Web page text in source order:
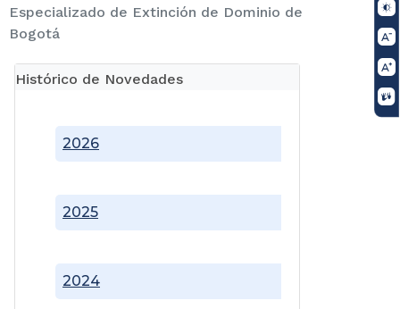
Especializado de Extinción de Dominio de
Bogotá
Histórico de Novedades
2024
2025
2026